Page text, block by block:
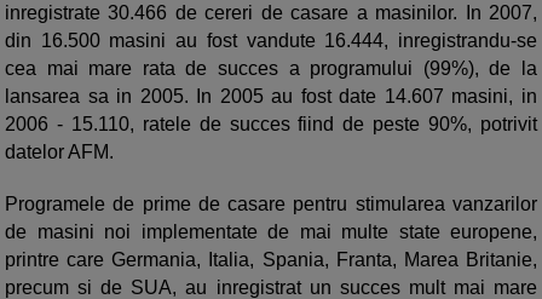
inregistrate 30.466 de cereri de casare a masinilor. In 2007,
din 16.500 masini au fost vandute 16.444, inregistrandu-se
cea mai mare rata de succes a programului (99%), de la
lansarea sa in 2005. In 2005 au fost date 14.607 masini, in
2006 - 15.110, ratele de succes fiind de peste 90%, potrivit
datelor AFM.
Programele de prime de casare pentru stimularea vanzarilor
de masini noi implementate de mai multe state europene,
printre care Germania, Italia, Spania, Franta, Marea Britanie,
precum si de SUA, au inregistrat un succes mult mai mare